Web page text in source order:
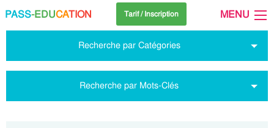
PASS-EDUCATION Tarif / Inscription MENU
Recherche par Catégories
Recherche par Mots-Clés